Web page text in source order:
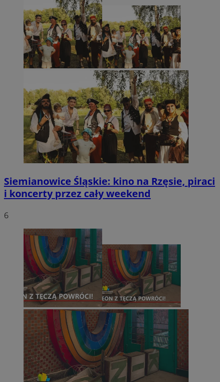
Siemianowice Śląskie: kino na Rzęsie, piraci
i koncerty przez cały weekend
6